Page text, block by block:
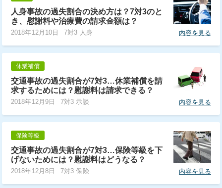
人身事故の過失割合の決め方は？7対3のと
き、慰謝料や治療費の請求金額は？
2018年12月10日 7対3 人身 内容を見る
休業補償
交通事故の過失割合が7対3…休業補償を請
求するためには？慰謝料は請求できる？
2018年12月9日 7対3 示談 内容を見る
保険等級
交通事故の過失割合が7対3…保険等級を下
げないためには？慰謝料はどうなる？
2018年12月8日 7対3 保険 内容を見る